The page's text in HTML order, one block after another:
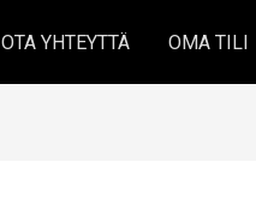
OTA YHTEYTTÄ OMA TILI